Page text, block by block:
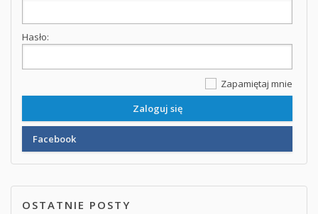
Hasło:
Zapamiętaj mnie
Facebook
OSTATNIE POSTY